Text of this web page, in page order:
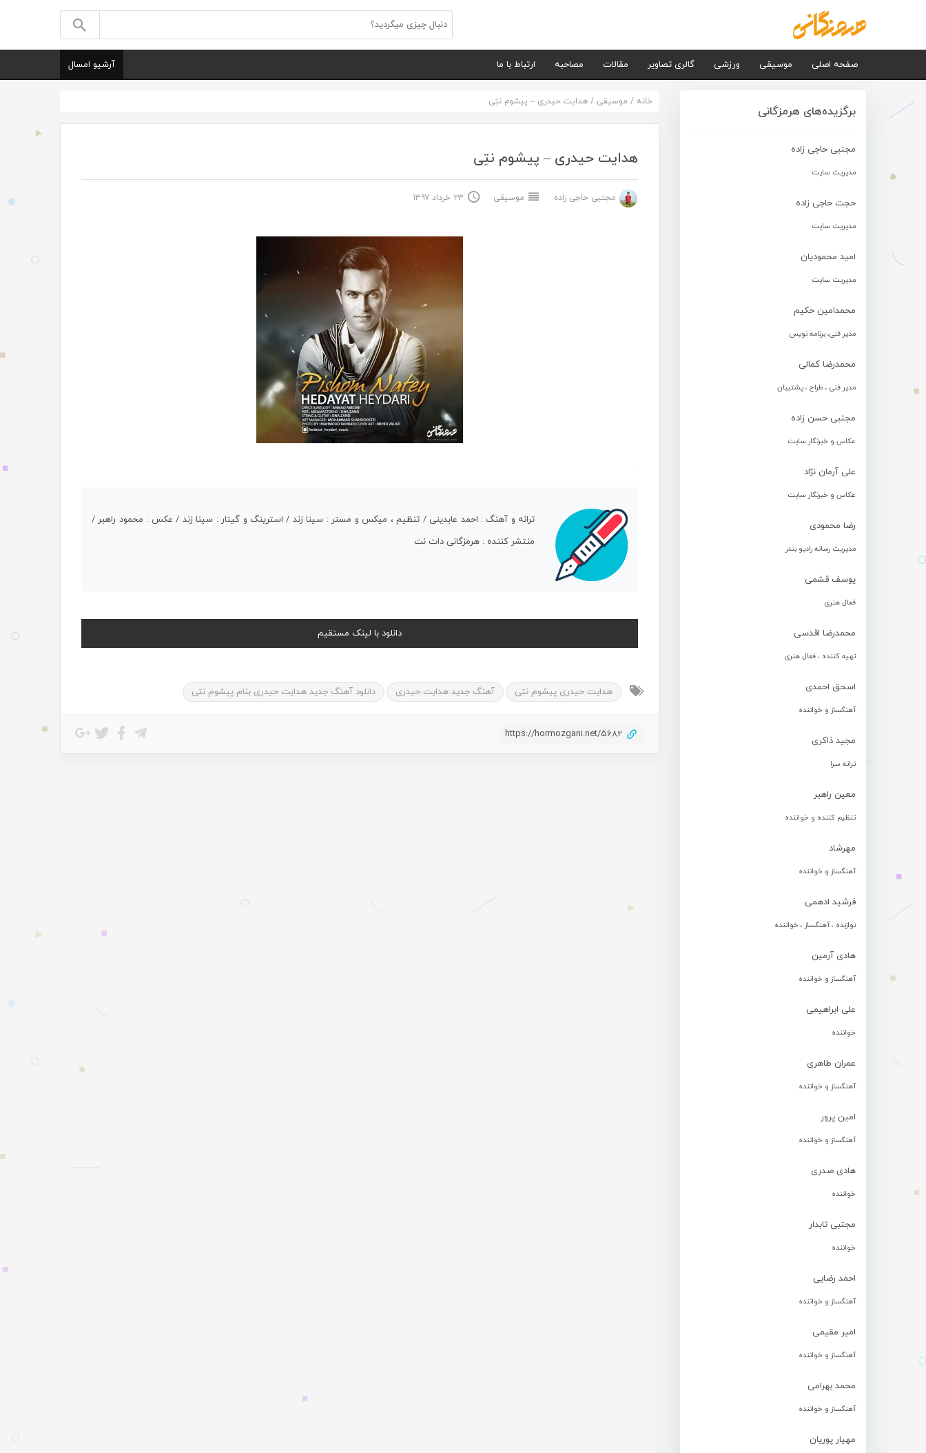
صفحه اصلی موسیقی ورزشی گالری تصاویر مقالات مصاحبه ارتباط با ما آرشیو امسال
برگزیده‌های هرمزگانی
مجتبی حاجی زاده
مدیریت سایت
حجت حاجی زاده
مدیریت سایت
امید محمودیان
مدیریت سایت
محمدامین حکیم
مدیر فنی، برنامه نویس
محمدرضا کمالی
مدیر فنی ، طراح ، پشتیبان
مجتبی حسن زاده
عکاس و خبرنگار سایت
علی آرمان نژاد
عکاس و خبرنگار سایت
رضا محمودی
مدیریت رسانه رادیو بندر
یوسف قشمی
فعال هنری
محمدرضا اقدسی
تهیه کننده ، فعال هنری
اسحق احمدی
آهنگساز و خواننده
مجید ذاکری
ترانه سرا
معین راهبر
تنظیم کننده و خواننده
مهرشاد
آهنگساز و خواننده
فرشید ادهمی
نوازنده ، آهنگساز ، خواننده
هادی آرمین
آهنگساز و خواننده
علی ابراهیمی
خواننده
عمران طاهری
آهنگساز و خواننده
امین پرور
آهنگساز و خواننده
هادی صدری
خواننده
مجتبی تابدار
خواننده
احمد رضایی
آهنگساز و خواننده
امیر مقیمی
آهنگساز و خواننده
محمد بهرامی
آهنگساز و خواننده
مهیار پوریان
خانه / موسیقی / هدایت حیدری – پیشوم نتِی
هدایت حیدری – پیشوم نتِی
مجتبی حاجی زاده موسیقی ۲۳ خرداد ۱۳۹۷
.
ترانه و آهنگ : احمد عابدینی / تنظیم ، میکس و مستر : سینا زند / استرینگ و گیتار : سینا زند / عکس : محمود راهبر /
منتشر کننده : هرمزگانی دات نت
دانلود با لینک مستقیم
هدایت حیدری پیشوم نتی آهنگ جدید هدایت حیدری دانلود آهنگ جدید هدایت حیدری بنام پیشوم نتی
https://hormozgani.net/5682